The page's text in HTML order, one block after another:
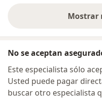
Mostrar
No se aceptan
Este especialista sólo
Usted puede pagar
buscar otro especialista